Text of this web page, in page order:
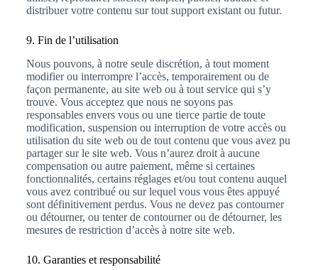
distribuer votre contenu sur tout support existant ou futur.
9. Fin de l’utilisation
Nous pouvons, à notre seule discrétion, à tout moment
modifier ou interrompre l’accès, temporairement ou de
façon permanente, au site web ou à tout service qui s’y
trouve. Vous acceptez que nous ne soyons pas
responsables envers vous ou une tierce partie de toute
modification, suspension ou interruption de votre accès ou
utilisation du site web ou de tout contenu que vous avez pu
partager sur le site web. Vous n’aurez droit à aucune
compensation ou autre paiement, même si certaines
fonctionnalités, certains réglages et/ou tout contenu auquel
vous avez contribué ou sur lequel vous vous êtes appuyé
sont définitivement perdus. Vous ne devez pas contourner
ou détourner, ou tenter de contourner ou de détourner, les
mesures de restriction d’accès à notre site web.
10. Garanties et responsabilité